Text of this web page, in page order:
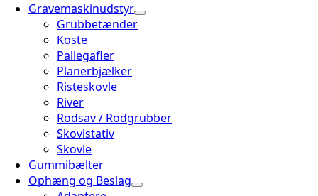
Gravemaskinudstyr
Grubbetænder
Koste
Pallegafler
Planerbjælker
Risteskovle
River
Rodsav / Rodgrubber
Skovlstativ
Skovle
Gummibælter
Ophæng og Beslag